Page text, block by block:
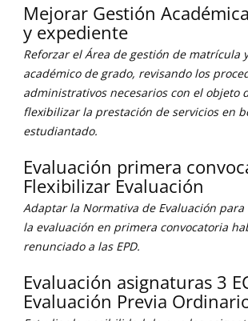
Mejorar Gestión
y expediente
Reforzar el Área de gestión de matrícula
académico de grado, revisando los
administrativos necesarios con el objeto
flexibilizar la prestación de servicios en
estudiantado.
Evaluación primera
Flexibilizar Evaluación
Adaptar la Normativa de Evaluación
la evaluación en primera convocatoria
renunciado a las EPD.
Evaluación asignaturas 3
Evaluación Previa